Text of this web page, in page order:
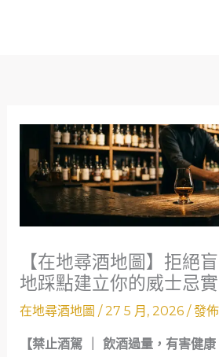
【在地尋酒地圖】拒絕
地踩點建立你的威士忌
在地尋酒地圖 /27 5 月, 2026 /發
【禁止酒駕 ｜ 飲酒過量，有害健